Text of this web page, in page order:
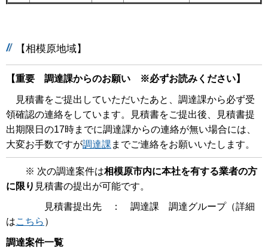
【相模原地域】
【重要 調達課からのお願い ※必ずお読みください】
見積書をご提出していただいたあと、調達課から必ず受
領確認の連絡をしています。見積書をご提出後、見積書提
出期限日の17時までに調達課からの連絡が無い場合には、
大変お手数ですが調達課 までご連絡をお願いいたします。
※ 次の調達案件は相模原市内に本社を有する業者の方
に限り 見積書の提出が可能です。
見積書提出先 ： 調達課 調達グループ（詳細
はこちら ）
調達案件一覧